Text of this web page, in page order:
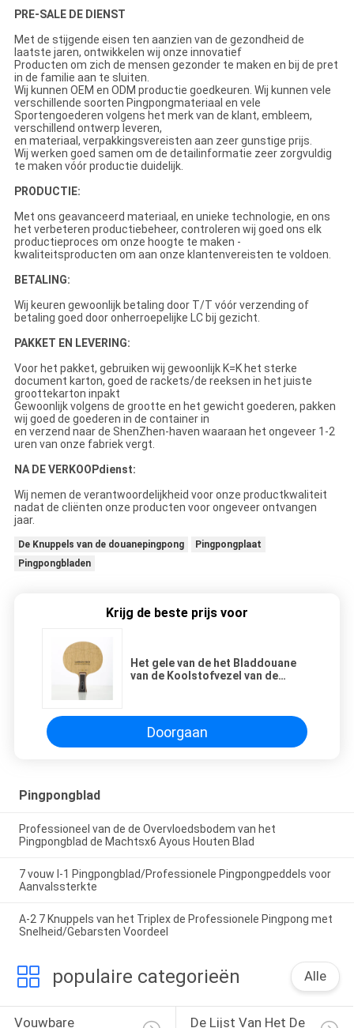
PRE-SALE DE DIENST
Met de stijgende eisen ten aanzien van de gezondheid de
laatste jaren, ontwikkelen wij onze innovatief
Producten om zich de mensen gezonder te maken en bij de pret
in de familie aan te sluiten.
Wij kunnen OEM en ODM productie goedkeuren. Wij kunnen vele
verschillende soorten Pingpongmateriaal en vele
Sportengoederen volgens het merk van de klant, embleem,
verschillend ontwerp leveren,
en materiaal, verpakkingsvereisten aan zeer gunstige prijs.
Wij werken goed samen om de detailinformatie zeer zorgvuldig
te maken vóór productie duidelijk.
PRODUCTIE:
Met ons geavanceerd materiaal, en unieke technologie, en ons
het verbeteren productiebeheer, controleren wij goed ons elk
productieproces om onze hoogte te maken -
kwaliteitsproducten om aan onze klantenvereisten te voldoen.
BETALING:
Wij keuren gewoonlijk betaling door T/T vóór verzending of
betaling goed door onherroepelijke LC bij gezicht.
PAKKET EN LEVERING:
Voor het pakket, gebruiken wij gewoonlijk K=K het sterke
document karton, goed de rackets/de reeksen in het juiste
groottekarton inpakt
Gewoonlijk volgens de grootte en het gewicht goederen, pakken
wij goed de goederen in de container in
en verzend naar de ShenZhen-haven waaraan het ongeveer 1-2
uren van onze fabriek vergt.
NA DE VERKOOPdienst:
Wij nemen de verantwoordelijkheid voor onze productkwaliteit
nadat de cliënten onze producten voor ongeveer ontvangen
jaar.
De Knuppels van de douanepingpong
Pingpongplaat
Pingpongbladen
Krijg de beste prijs voor
Het gele van de het Bladdouane
van de Koolstofvezel van de
Doorgaan
Pingpongblad
Professioneel van de de Overvloedsbodem van het
Pingpongblad de Machtsx6 Ayous Houten Blad
7 vouw l-1 Pingpongblad/Professionele Pingpongpeddels voor
Aanvalssterkte
A-2 7 Knuppels van het Triplex de Professionele Pingpong met
Snelheid/Gebarsten Voordeel
populaire categorieën Alle
Vouwbare De Lijst Van Het De